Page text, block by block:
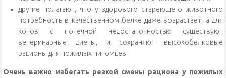
другие полагают, что у здорового стареющего животного
потребность в качественном белке даже возрастает, а для
котов с почечной недостаточностью существуют
ветеринарные диеты, и сохраняют высокобелковые
рационы для пожилых питомцев.
Очень важно избегать резкой смены рациона у пожилых